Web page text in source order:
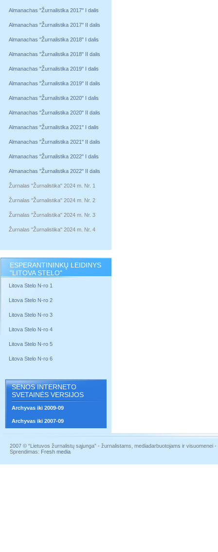
Almanachas "Žurnalistika 2017" I dalis
Almanachas "Žurnalistika 2017" II dalis
Almanachas "Žurnalistika 2018" I dalis
Almanachas "Žurnalistika 2018" II dalis
Almanachas "Žurnalistika 2019" I dalis
Almanachas "Žurnalistika 2019" II dalis
Almanachas "Žurnalistika 2020" I dalis
Almanachas "Žurnalistika 2020" II dalis
Almanachas "Žurnalistika 2021" I dalis
Almanachas "Žurnalistika 2021" II dalis
Almanachas "Žurnalistika 2022" I dalis
Almanachas "Žurnalistika 2022" II dalis
Žurnalas "Žurnalistika" 2024 m. Nr. 1
Žurnalas "Žurnalistika" 2024 m. Nr. 2
Žurnalas "Žurnalistika" 2024 m. Nr. 3
Žurnalas "Žurnalistika" 2024 m. Nr. 4
ESPERANTININKŲ LEIDINYS
"LITOVA STELO"
Litova Stelo N-ro 1
Litova Stelo N-ro 2
Litova Stelo N-ro 3
Litova Stelo N-ro 4
Litova Stelo N-ro 5
Litova Stelo N-ro 6
SENOS INTERNETO
SVETAINĖS VERSIJOS
Archyvas iki 2009-09
Archyvas iki 2007-09
2007 © “Lietuvos žurnalistų sąjunga” - žurnalistams, mediadarbuotojams ir visuomenei
Sprendimas: Fresh media